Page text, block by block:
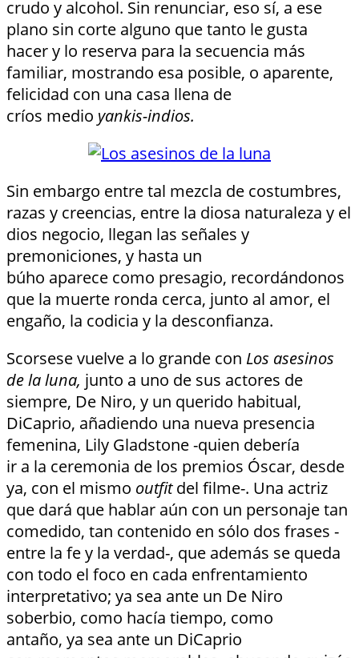
crudo y alcohol. Sin renunciar, eso sí, a ese
plano sin corte alguno que tanto le gusta
hacer y lo reserva para la secuencia más
familiar, mostrando esa posible, o aparente,
felicidad con una casa llena de
críos medio yankis-indios.
Sin embargo entre tal mezcla de costumbres,
razas y creencias, entre la diosa naturaleza y el
dios negocio, llegan las señales y
premoniciones, y hasta un
búho aparece como presagio, recordándonos
que la muerte ronda cerca, junto al amor, el
engaño, la codicia y la desconfianza.
Scorsese vuelve a lo grande con Los asesinos
de la luna, junto a uno de sus actores de
siempre, De Niro, y un querido habitual,
DiCaprio, añadiendo una nueva presencia
femenina, Lily Gladstone -quien debería
ir a la ceremonia de los premios Óscar, desde
ya, con el mismo outfitdel filme-. Una actriz
que dará que hablar aún con un personaje tan
comedido, tan contenido en sólo dos frases -
entre la fe y la verdad-, que además se queda
con todo el foco en cada enfrentamiento
interpretativo; ya sea ante un De Niro
soberbio, como hacía tiempo, como
antaño, ya sea ante un DiCaprio